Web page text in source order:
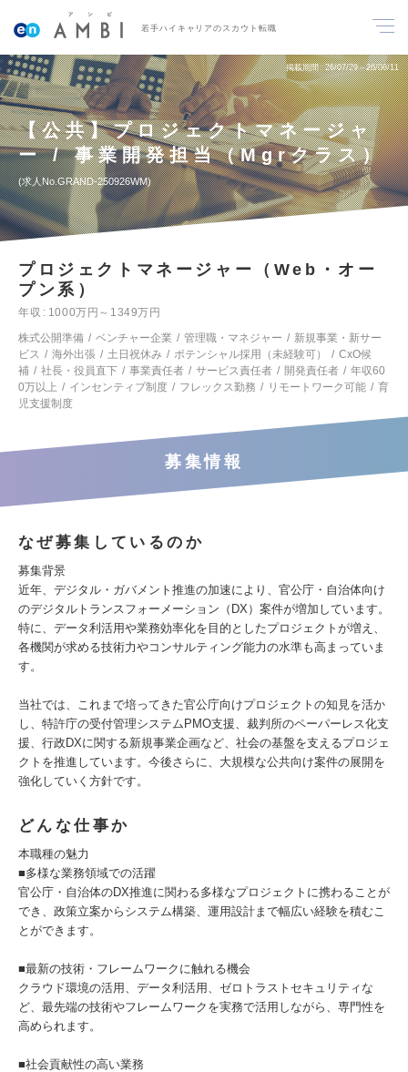
若手ハイキャリアのスカウト転職
掲載期間 26/07/29～26/08/11
【公共】プロジェクトマネージャ
ー / 事業開発担当（Mgrクラス）
求人No.GRAND-250926WM
プロジェクトマネージャー（Web・オー
プン系）
年収
1000万円～1349万円
株式公開準備
ベンチャー企業 管理職・マネジャー
新規事業・新サー
ビス
海外出張 土日祝休み ポテンシャル採用（未経験可）
CxO候
補
社長・役員直下 事業責任者 サービス責任者 開発責任者
年収60
0万以上
インセンティブ制度 フレックス勤務 リモートワーク可能
育
児支援制度
募集情報
なぜ募集しているのか
募集背景
近年、デジタル・ガバメント推進の加速により、官公庁・自治体向け
のデジタルトランスフォーメーション（DX）案件が増加しています。
特に、データ利活用や業務効率化を目的としたプロジェクトが増え、
各機関が求める技術力やコンサルティング能力の水準も高まっていま
す。
当社では、これまで培ってきた官公庁向けプロジェクトの知見を活か
し、特許庁の受付管理システムPMO支援、裁判所のペーパーレス化支
援、行政DXに関する新規事業企画など、社会の基盤を支えるプロジェ
クトを推進しています。今後さらに、大規模な公共向け案件の展開を
強化していく方針です。
どんな仕事か
本職種の魅力
■多様な業務領域での活躍
官公庁・自治体のDX推進に関わる多様なプロジェクトに携わることが
でき、政策立案からシステム構築、運用設計まで幅広い経験を積むこ
とができます。
■最新の技術・フレームワークに触れる機会
クラウド環境の活用、データ利活用、ゼロトラストセキュリティな
ど、最先端の技術やフレームワークを実務で活用しながら、専門性を
高められます。
■社会貢献性の高い業務